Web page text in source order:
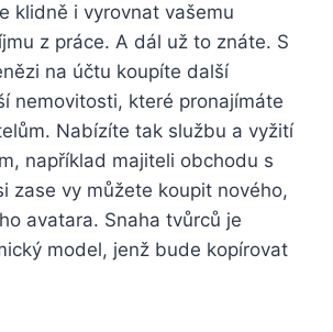
klidně i vyrovnat vašemu
z práce. A dál už to znáte. S
na účtu koupíte další
nemovitosti, které pronajímáte
Nabízíte tak službu a vyžití
například majiteli obchodu s
zase vy můžete koupit nového,
avatara. Snaha tvůrců je
model, jenž bude kopírovat